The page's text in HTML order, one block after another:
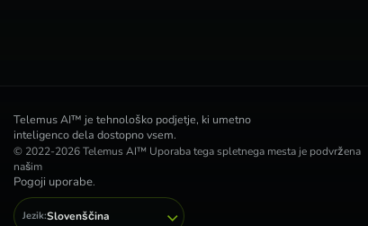
Telemus AI™ je tehnološko podjetje, ki umetno
inteligenco dela dostopno vsem.
© 2022-2026 Telemus AI™ Uporaba tega spletnega mesta je podvržena
našim
Pogoji uporabe.
Jezik:Slovenščina